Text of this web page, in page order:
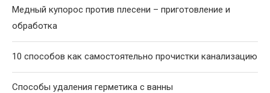
Медный купорос против плесени – приготовление и
обработка
10 способов как самостоятельно прочистки канализацию
Способы удаления герметика с ванны